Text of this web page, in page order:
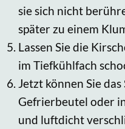
sie sich nicht
später zu einem
Lassen Sie die
im Tiefkühlfach
Jetzt können Sie
Gefrierbeutel oder
und luftdicht